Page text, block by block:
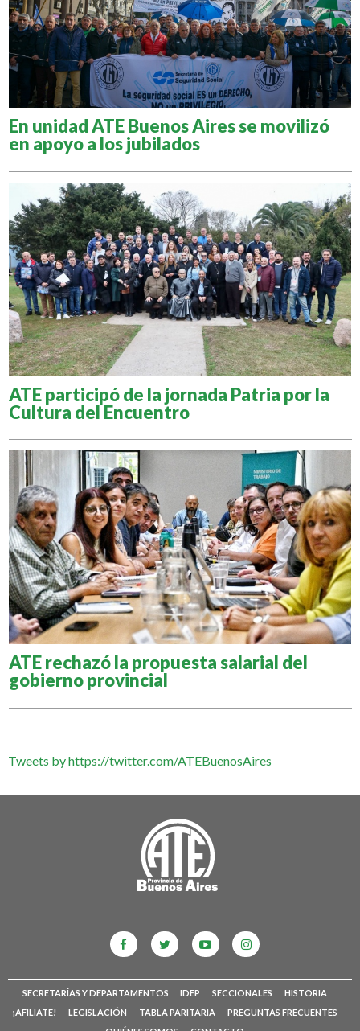
En unidad ATE Buenos Aires se movilizó
en apoyo a los jubilados
ATE participó de la jornada Patria por la
Cultura del Encuentro
ATE rechazó la propuesta salarial del
gobierno provincial
Tweets by https://twitter.com/ATEBuenosAires
SECRETARÍAS Y DEPARTAMENTOS IDEP SECCIONALES
HISTORIA
¡AFILIATE!
LEGISLACIÓN TABLA PARITARIA
PREGUNTAS FRECUENTES